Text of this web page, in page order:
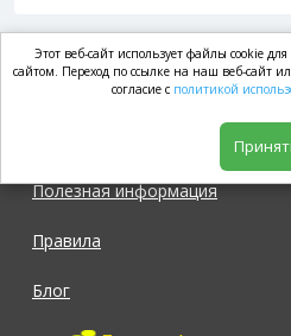
market.com
Полезная информация
Правила
Блог
Этот веб-сайт использует файлы cookie
сайтом. Переход по ссылке на наш веб-сайт
согласие с политикой